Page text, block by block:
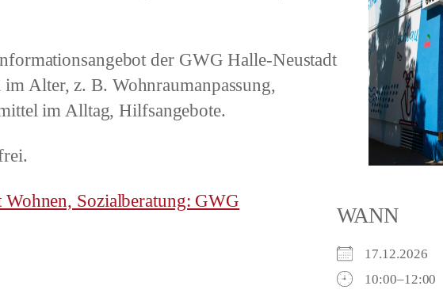
der GWG Halle-Neustadt
Alter, z. B. Wohnraumanpassung,
im Alltag, Hilfsangebote.
Sozialberatung: GWG
WANN
17.12.2026
10:00–12:00